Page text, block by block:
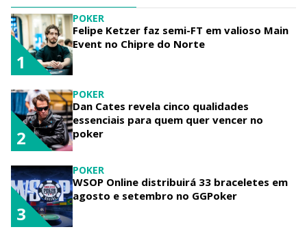
POKER
Felipe Ketzer faz semi-FT em valioso Main
Event no Chipre do Norte
1
POKER
Dan Cates revela cinco qualidades
essenciais para quem quer vencer no
poker
2
POKER
WSOP Online distribuirá 33 braceletes em
agosto e setembro no GGPoker
3